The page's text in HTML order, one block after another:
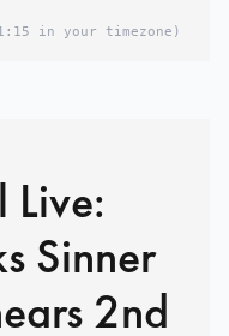
in your timezone)
Live:
Sinner
2nd